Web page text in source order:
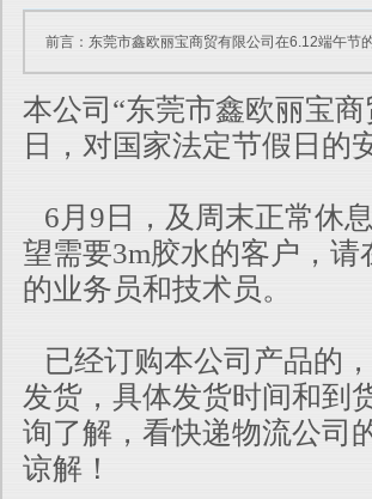
前言：东莞市鑫欧丽宝商贸有限公司在6.12端午节
本公司“东莞市鑫欧丽宝
日，对国家法定节假日的
6月9日，及周末正常休
望需要3m胶水的客户，
的业务员和技术员。
已经订购本公司产品的
发货，具体发货时间和到
询了解，看快递物流公司
谅解！